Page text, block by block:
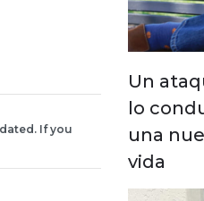
If you
Un
lo
una
vida